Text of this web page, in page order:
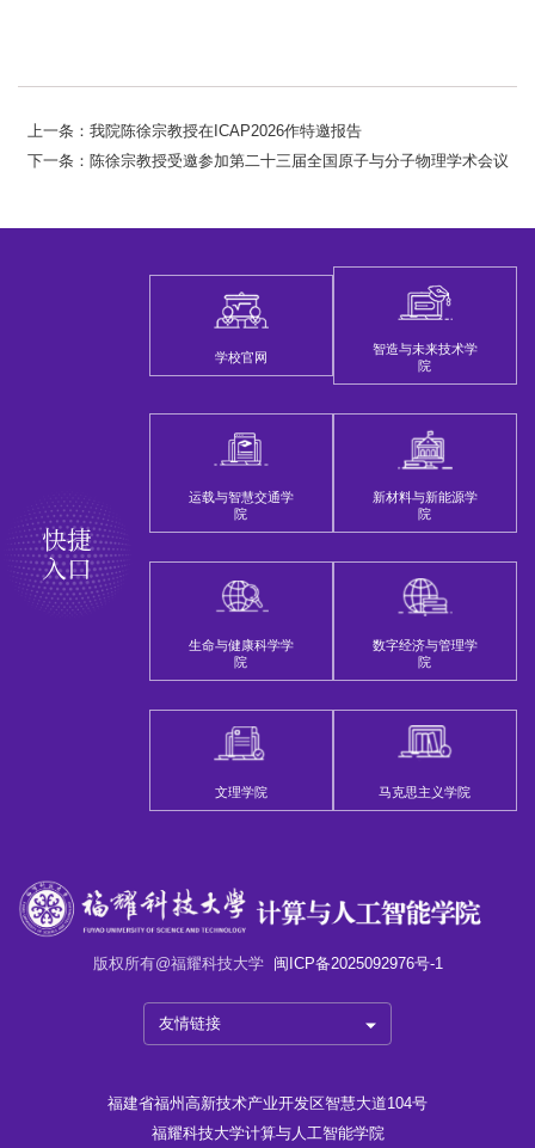
上一条：我院陈徐宗教授在ICAP2026作特邀报告
下一条：陈徐宗教授受邀参加第二十三届全国原子与分子物理学术会议
快捷
入口
学校官网
智造与未来技术学
院
运载与智慧交通学
院
新材料与新能源学
院
生命与健康科学学
院
数字经济与管理学
院
文理学院 马克思主义学院
福建省福州高新技术产业开发区智慧大道104号
福耀科技大学计算与人工智能学院
版权所有@福耀科技大学 闽ICP备2025092976号-1
友情链接